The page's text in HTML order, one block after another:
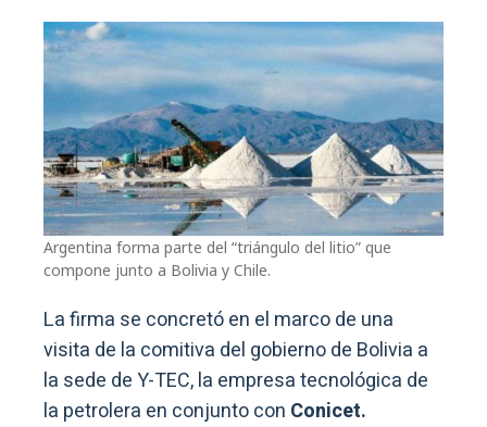
Argentina forma parte del “triángulo del litio” que
compone junto a Bolivia y Chile.
La firma se concretó en el marco de una
visita de la comitiva del gobierno de Bolivia a
la sede de Y-TEC, la empresa tecnológica de
la petrolera en conjunto con Conicet.